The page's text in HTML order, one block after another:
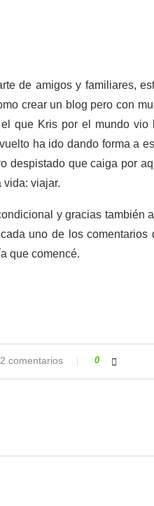
de amigos y familiares,
crear un blog pero con
que Kris por el mundo vio
ha ido dando forma a
despistado que caiga por
vida: viajar.
y gracias también
uno de los
que comencé.
2 comentarios 0